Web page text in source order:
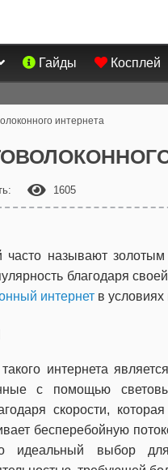
Гайды Косплей
интернета
1605
часто называют
благодаря
интернет в условиях
интернета
с помощью
скорости,
бесперебойную
идеальный выбор